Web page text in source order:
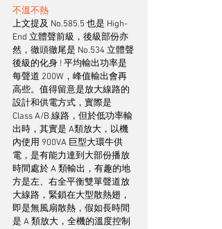
不溫不熱
上文提及 No.585.5 也是 High-
End 立體聲前級，後級部份亦
然，徹頭徹尾是 No.534 立體聲
後級的化身 ! 平均輸出功率是
每聲道 200W，峰值輸出會再
高些。值得留意是放大線路的
設計和供電方式，實際是
Class A/B 線路，但於低功率輸
出時，其實是 A類放大，以機
內使用 900VA 巨型大環牛供
電，是有能力達到大部份播放
時間處於 A 類輸出，有趣的地
方是左、右全平衡雙單聲道放
大線路，緊鎖在大型散熱翅，
即是無風扇散熱，假如長時間
是 A 類放大，全機的溫度控制